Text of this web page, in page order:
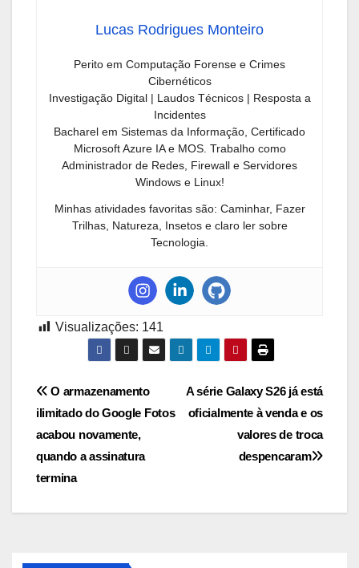
Lucas Rodrigues Monteiro
Perito em Computação Forense e Crimes
Cibernéticos
Investigação Digital | Laudos Técnicos | Resposta a
Incidentes
Bacharel em Sistemas da Informação, Certificado
Microsoft Azure IA e MOS. Trabalho como
Administrador de Redes, Firewall e Servidores
Windows e Linux!
Minhas atividades favoritas são: Caminhar, Fazer
Trilhas, Natureza, Insetos e claro ler sobre
Tecnologia.
Visualizações: 141
Navegação
de
Post
A série Galaxy S26 já está
oficialmente à venda e os
valores de troca
despencaram
O armazenamento
ilimitado do Google Fotos
acabou novamente,
quando a assinatura
termina